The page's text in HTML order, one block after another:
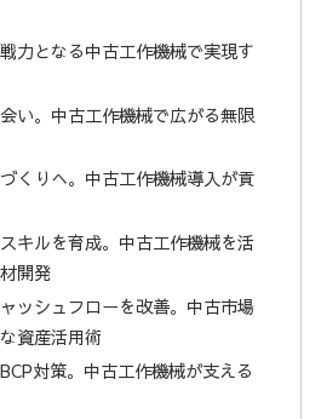
力となる中古工作機械で実現す
い。中古工作機械で広がる無限
くりへ。中古工作機械導入が貢
キルを育成。中古工作機械を活
開発
ッシュフローを改善。中古市場
資産活用術
対策。中古工作機械が支える